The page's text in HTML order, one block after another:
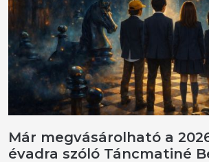
Már megvásárolható a
évadra szóló Táncmatiné